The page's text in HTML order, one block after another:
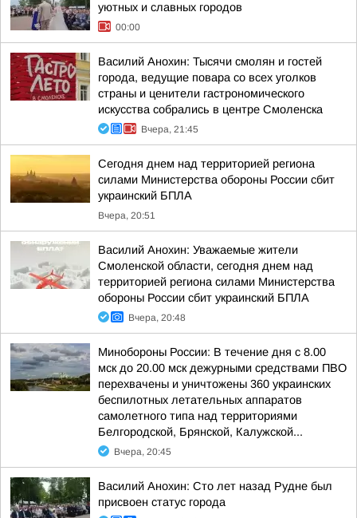
уютных и славных городов
00:00
Василий Анохин: Тысячи смолян и гостей
города, ведущие повара со всех уголков
страны и ценители гастрономического
искусства собрались в центре Смоленска
Вчера, 21:45
Сегодня днем над территорией региона
силами Министерства обороны России сбит
украинский БПЛА
Вчера, 20:51
Василий Анохин: Уважаемые жители
Смоленской области, сегодня днем над
территорией региона силами Министерства
обороны России сбит украинский БПЛА
Вчера, 20:48
Минобороны России: В течение дня с 8.00
мск до 20.00 мск дежурными средствами ПВО
перехвачены и уничтожены 360 украинских
беспилотных летательных аппаратов
самолетного типа над территориями
Белгородской, Брянской, Калужской...
Вчера, 20:45
Василий Анохин: Сто лет назад Рудне был
присвоен статус города